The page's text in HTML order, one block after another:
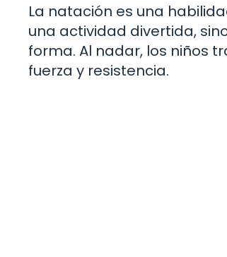
La natación es una
una actividad divertida,
forma. Al nadar, los niños
fuerza y resistencia.